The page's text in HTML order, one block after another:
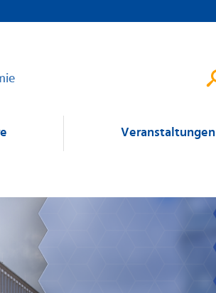
Veranstaltungen